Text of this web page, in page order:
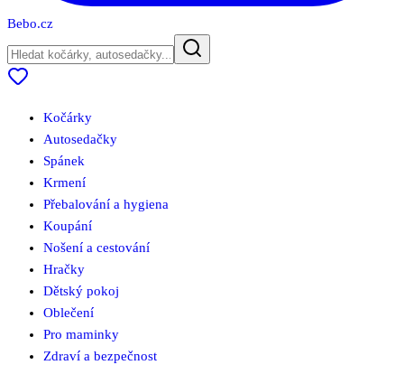
Bebo.cz
Kočárky
Autosedačky
Spánek
Krmení
Přebalování a hygiena
Koupání
Nošení a cestování
Hračky
Dětský pokoj
Oblečení
Pro maminky
Zdraví a bezpečnost